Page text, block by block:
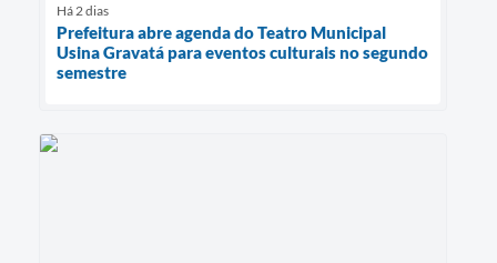
Há 2 dias
Prefeitura abre agenda do Teatro Municipal
Usina Gravatá para eventos culturais no segundo
semestre